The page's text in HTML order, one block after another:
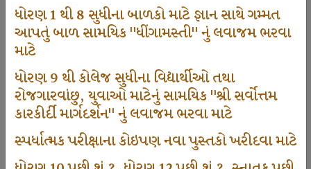
ધોરણ 1 થી 8 સુધીના બાળકો માટે જ્ઞાન સાથે ગમ્મત
આપતું બાળ સામયિક "ધીંગામસ્તી" નું લવાજમ ભરવા
માટે
ધોરણ 9 થી કોલેજ સુધીના વિદ્યાર્થીઓ તથા
રોજગારવાંછુ, યુવાઓ માટેનું સામયિક "શ્રી સર્વોત્તમ
કારકીર્દી માર્ગદર્શન" નું લવાજમ ભરવા માટે
સ્પર્ધાત્મક પરીક્ષાના કોઇપણ નવા પુસ્તકો ખરીદવા માટે
1000
Participate School In GKIQ